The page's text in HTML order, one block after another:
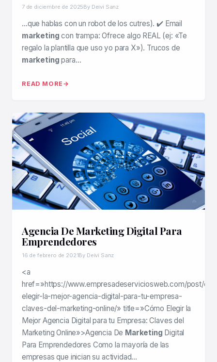
7 de diciembre de 2025By Deivi Sanz
…que hablas con un robot de los cutres). ✔️ Email
marketing con trampa: Ofrece algo REAL (ej: «Te
regalo la plantilla que uso yo para X»). Trucos de
marketing para…
READ MORE
Agencia De Marketing Digital Para
Emprendedores
16 de febrero de 2021By Deivi Sanz
<a
href=»https://www.empresadeserviciosweb.com/post/
elegir-la-mejor-agencia-digital-para-tu-empresa-
claves-del-marketing-online/» title=»Cómo Elegir la
Mejor Agencia Digital para tu Empresa: Claves del
Marketing Online»>Agencia De Marketing Digital
Para Emprendedores Como la mayoría de las
empresas que inician su actividad…